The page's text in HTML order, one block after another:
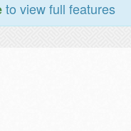
to view full features